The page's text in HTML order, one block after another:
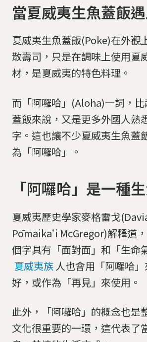
當夏威夷生魚蓋飯
夏威夷生魚蓋飯(Poke)在外觀
散壽司，只是在調味上使用夏
材，是夏威夷的特色料理。
而「阿囉哈」(Aloha)一詞，
蓋飯來說，又是更多外國人熟
字。這也讓不少夏威夷生魚蓋
為「阿囉哈」。
「阿囉哈」是一種
夏威夷歷史學家麥格雷戈
Pōmaikaʻi McGregor)解釋道
個字具有「面對面」和「生命
夏威夷族 人也會用「阿囉哈
好，或作為「再見」來使用。
此外，「阿囉哈」的概念也是
文化很重要的一環，這代表了